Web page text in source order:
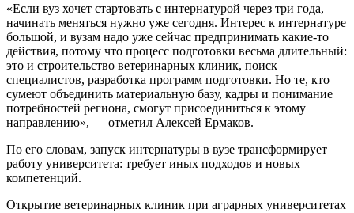
«Если вуз хочет стартовать с интернатурой через три года,
начинать меняться нужно уже сегодня. Интерес к интернатуре
большой, и вузам надо уже сейчас предпринимать какие-то
действия, потому что процесс подготовки весьма длительный:
это и строительство ветеринарных клиник, поиск
специалистов, разработка программ подготовки. Но те, кто
сумеют объединить материальную базу, кадры и понимание
потребностей региона, смогут присоединиться к этому
направлению», — отметил Алексей Ермаков.
По его словам, запуск интернатуры в вузе трансформирует
работу университета: требует иных подходов и новых
компетенций.
Открытие ветеринарных клиник при аграрных университетах